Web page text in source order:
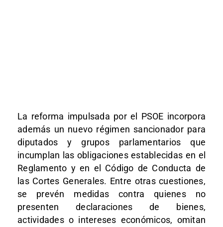
La reforma impulsada por el PSOE incorpora
además un nuevo régimen sancionador para
diputados y grupos parlamentarios que
incumplan las obligaciones establecidas en el
Reglamento y en el Código de Conducta de
las Cortes Generales. Entre otras cuestiones,
se prevén medidas contra quienes no
presenten declaraciones de bienes,
actividades o intereses económicos, omitan